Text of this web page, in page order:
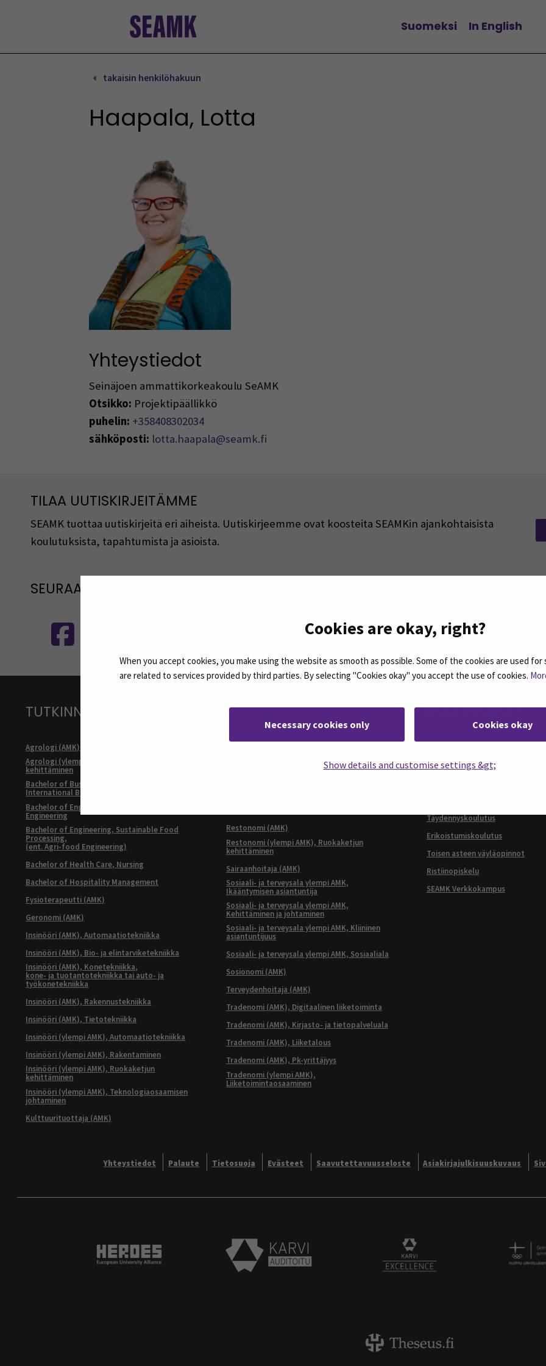
Cookies are okay, right?
When you accept cookies, you make using the website as smooth as possible. Some of the cookies are used
are related to services provided by third parties. By selecting "Cookies okay" you accept the use of cookies.
Necessary cookies only Cookies okay
Show details and customise settings &gt;
Vaihda kieltä
Suomeksi In English
takaisin henkilöhakuun
Haapala, Lotta
Yhteystiedot
Seinäjoen ammattikorkeakoulu SeAMK
Otsikko: Projektipäällikkö
puhelin: +358408302034
sähköposti: lotta.haapala@seamk.fi
TILAA UUTISKIRJEITÄMME
SEAMK tuottaa uutiskirjeitä eri aiheista. Uutiskirjeemme ovat koosteita SEAMKin ajankohtaisista
koulutuksista, tapahtumista ja asioista.
SEURAA MEITÄ SOSIAALISESSA MEDIASSA
TUTKINNOT
Agrologi (AMK)
Agrologi (ylempi AMK), Maatalousyrityksen
kehittäminen
Bachelor of Business Administration,
International Business
Bachelor of Engineering, Automation
Engineering
Bachelor of Engineering, Sustainable Food
Processing,
(ent. Agri-food Engineering)
Bachelor of Health Care, Nursing
Bachelor of Hospitality Management
Fysioterapeutti (AMK)
Geronomi (AMK)
Insinööri (AMK), Automaatiotekniikka
Insinööri (AMK), Bio- ja elintarviketekniikka
Insinööri (AMK), Konetekniikka,
kone- ja tuotantotekniikka tai auto- ja
työkonetekniikka
Insinööri (AMK), Rakennustekniikka
Insinööri (AMK), Tietotekniikka
Insinööri (ylempi AMK), Automaatiotekniikka
Insinööri (ylempi AMK), Rakentaminen
Insinööri (ylempi AMK), Ruokaketjun
kehittäminen
Insinööri (ylempi AMK), Teknologiaosaamisen
johtaminen
Kulttuurituottaja (AMK)
Master of Business Administration,
International Business Management
Restonomi (AMK)
Restonomi (ylempi AMK), Ruokaketjun
kehittäminen
Sairaanhoitaja (AMK)
Sosiaali- ja terveysala ylempi AMK,
Ikääntymisen asiantuntija
Sosiaali- ja terveysala ylempi AMK,
Kehittäminen ja johtaminen
Sosiaali- ja terveysala ylempi AMK, Kliininen
asiantuntijuus
Sosiaali- ja terveysala ylempi AMK, Sosiaaliala
Sosionomi (AMK)
Terveydenhoitaja (AMK)
Tradenomi (AMK), Digitaalinen liiketoiminta
Tradenomi (AMK), Kirjasto- ja tietopalveluala
Tradenomi (AMK), Liiketalous
Tradenomi (AMK), Pk-yrittäjyys
Tradenomi (ylempi AMK),
Liiketoimintaosaaminen
KOULUTUKSET
Ylemmät AMK-tutkinnot
Täydennyskoulutus
Erikoistumiskoulutus
Toisen asteen väyläopinnot
Ristiinopiskelu
SEAMK Verkkokampus
Yhteystiedot Palaute Tietosuoja Evästeet Saavutettavuusseloste Asiakirjajulkisuuskuvaus
Heroes European University Alliance logo
Karvi Auditoitu logo KARVI Excellence logo.
Theseus logo